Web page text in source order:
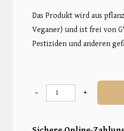
Das Produkt wird aus
Veganer) und ist frei von
Pestiziden und anderen
- +